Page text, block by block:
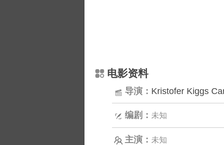
电影资料
导演： Kristofer Kiggs
编剧： 未知
主演： 未知